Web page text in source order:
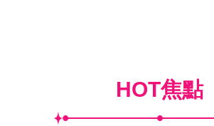
HOT焦點